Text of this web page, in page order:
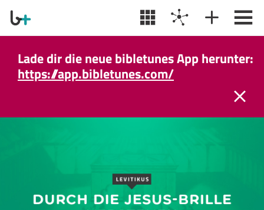
Lade dir die neue bibletunes App herunter:
https://app.bibletunes.com/